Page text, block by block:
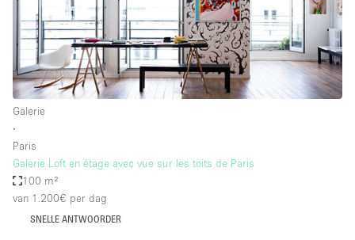
Galerie
∙
Paris
Galerie Loft en étage avec vue sur les toits de Paris
100 m²
van 1.200€ per dag
SNELLE ANTWOORDER